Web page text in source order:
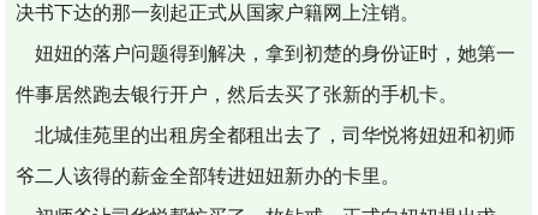
决书下达的那一刻起正式从国家户籍网上注销。
妞妞的落户问题得到解决，拿到初楚的身份证时，她第一
件事居然跑去银行开户，然后去买了张新的手机卡。
北城佳苑里的出租房全都租出去了，司华悦将妞妞和初师
爷二人该得的薪金全部转进妞妞新办的卡里。